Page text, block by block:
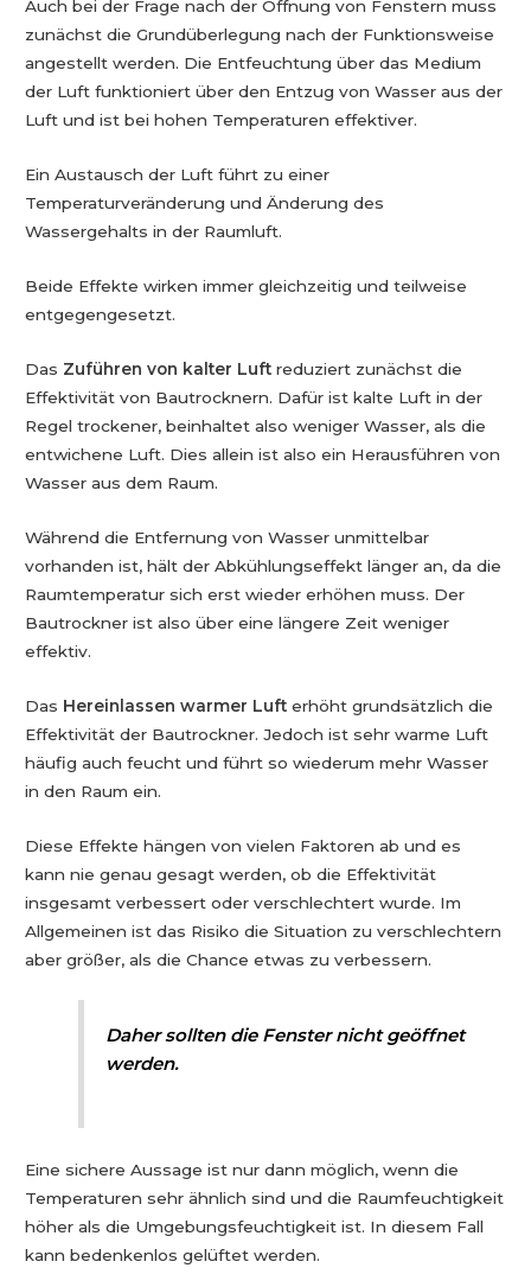
Auch bei der Frage nach der Öffnung von Fenstern muss
zunächst die Grundüberlegung nach der Funktionsweise
angestellt werden. Die Entfeuchtung über das Medium
der Luft funktioniert über den Entzug von Wasser aus der
Luft und ist bei hohen Temperaturen effektiver.
Ein Austausch der Luft führt zu einer
Temperaturveränderung und Änderung des
Wassergehalts in der Raumluft.
Beide Effekte wirken immer gleichzeitig und teilweise
entgegengesetzt.
Das Zuführen von kalter Luft reduziert zunächst die
Effektivität von Bautrocknern. Dafür ist kalte Luft in der
Regel trockener, beinhaltet also weniger Wasser, als die
entwichene Luft. Dies allein ist also ein Herausführen von
Wasser aus dem Raum.
Während die Entfernung von Wasser unmittelbar
vorhanden ist, hält der Abkühlungseffekt länger an, da die
Raumtemperatur sich erst wieder erhöhen muss. Der
Bautrockner ist also über eine längere Zeit weniger
effektiv.
Das Hereinlassen warmer Luft erhöht grundsätzlich die
Effektivität der Bautrockner. Jedoch ist sehr warme Luft
häufig auch feucht und führt so wiederum mehr Wasser
in den Raum ein.
Diese Effekte hängen von vielen Faktoren ab und es
kann nie genau gesagt werden, ob die Effektivität
insgesamt verbessert oder verschlechtert wurde. Im
Allgemeinen ist das Risiko die Situation zu verschlechtern
aber größer, als die Chance etwas zu verbessern.
Daher sollten die Fenster nicht geöffnet
werden.
Eine sichere Aussage ist nur dann möglich, wenn die
Temperaturen sehr ähnlich sind und die Raumfeuchtigkeit
höher als die Umgebungsfeuchtigkeit ist. In diesem Fall
kann bedenkenlos gelüftet werden.